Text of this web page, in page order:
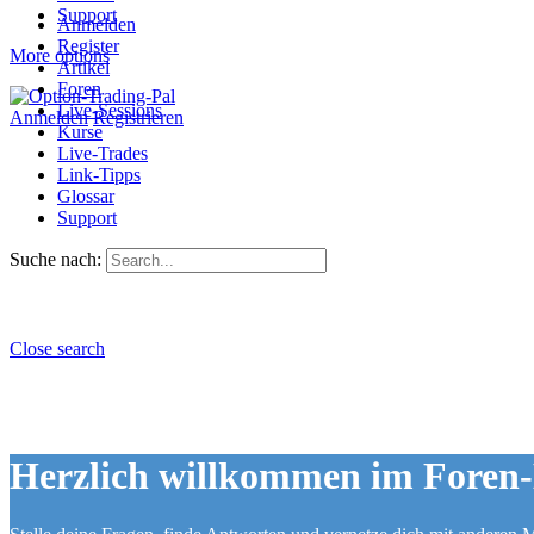
Support
More options
Anmelden Registrieren
Anmelden
Register
Artikel
Foren
Live-Sessions
Kurse
Live-Trades
Link-Tipps
Glossar
Support
Suche nach:
Close search
Herzlich willkommen im